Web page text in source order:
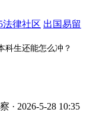
法律社区 出国易留
科生还能怎么冲？
· 2026-5-28 10:35